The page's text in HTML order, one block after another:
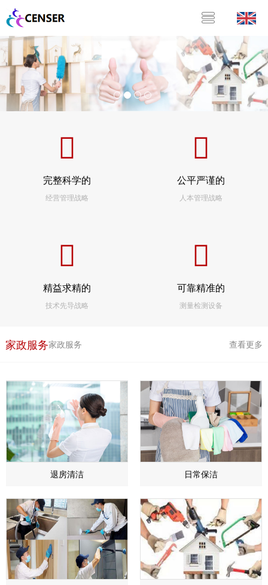
完整科学的
经营管理战略
公平严谨的
人本管理战略
精益求精的
技术先导战略
可靠精准的
测量检测设备
家政服务家政服务 查看更多
退房清洁 日常保洁